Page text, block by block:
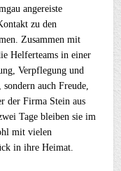
angereiste
zu den
Zusammen mit
Helferteams in einer
Verpflegung und
auch Freude,
der Firma Stein aus
Tage bleiben sie im
mit vielen
in ihre Heimat.